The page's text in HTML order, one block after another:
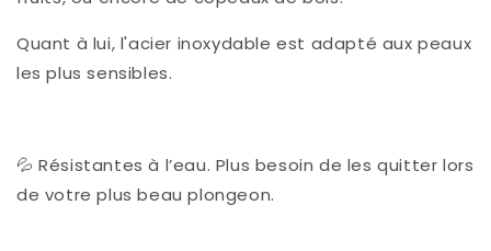
Quant à lui, l'acier inoxydable est adapté aux peaux
les plus sensibles.
💦 Résistantes à l’eau. Plus besoin de les quitter lors
de votre plus beau plongeon.